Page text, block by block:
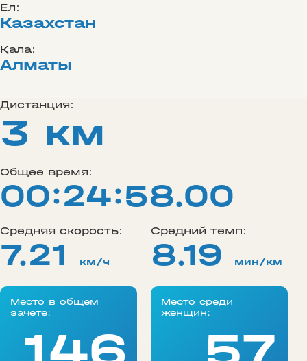
Ел:
Казахстан
Қала:
Алматы
Дистанция:
3 км
Общее время:
00:24:58.00
Средняя скорость:
7.21 км/ч
Средний темп:
8.19 мин/км
Место в общем
зачете:
Место среди
женщин: